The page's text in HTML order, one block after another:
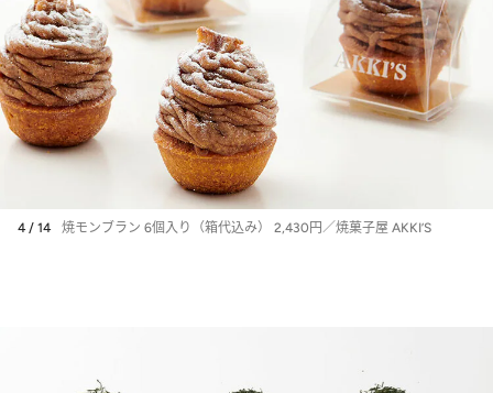
4 / 14 焼モンブラン 6個入り（箱代込み） 2,430円／焼菓子屋 AKKI’S